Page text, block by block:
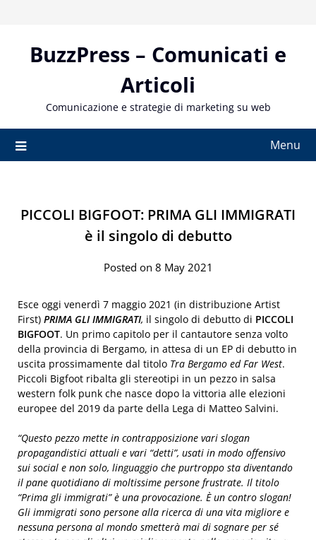
contentBuzzPress – Comunicati e
Articoli
Comunicazione e strategie di marketing su web
Menu
PICCOLI BIGFOOT: PRIMA GLI IMMIGRATI
è il singolo di debutto
Posted on 8 May 2021
Esce oggi venerdì 7 maggio 2021 (in distribuzione Artist
First) PRIMA GLI IMMIGRATI, il singolo di debutto di PICCOLI
BIGFOOT. Un primo capitolo per il cantautore senza volto
della provincia di Bergamo, in attesa di un EP di debutto in
uscita prossimamente dal titolo Tra Bergamo ed Far West.
Piccoli Bigfoot ribalta gli stereotipi in un pezzo in salsa
western folk punk che nasce dopo la vittoria alle elezioni
europee del 2019 da parte della Lega di Matteo Salvini.
“Questo pezzo mette in contrapposizione vari slogan
propagandistici attuali e vari “detti”, usati in modo offensivo
sui social e non solo, linguaggio che purtroppo sta diventando
il pane quotidiano di moltissime persone frustrate. Il titolo
“Prima gli immigrati” è una provocazione. È un contro slogan!
Gli immigrati sono persone alla ricerca di una vita migliore e
nessuna persona al mondo smetterà mai di sognare per sé